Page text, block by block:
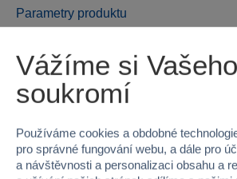
Parametry produktu
EAN
Kód produktu
Značka
Licence Lay-Z-
Vážíme si Vašeho
soukromí
Používáme cookies a obdobné
pro správné fungování webu, a dále pro
a návštěvnosti a personalizaci obsahu a